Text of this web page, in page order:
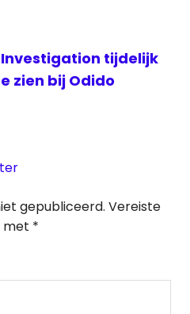
tijdelijk
zien bij Odido
gepubliceerd. Vereiste
met *